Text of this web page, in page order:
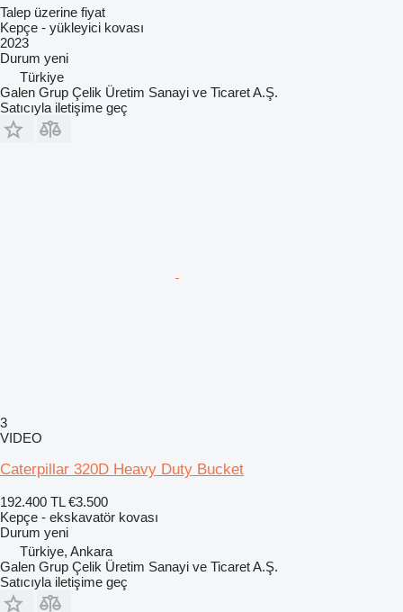
Talep üzerine fiyat
Kepçe - yükleyici kovası
2023
Durum yeni
Türkiye
Galen Grup Çelik Üretim Sanayi ve Ticaret A.Ş.
Satıcıyla iletişime geç
3
VIDEO
Caterpillar 320D Heavy Duty Bucket
192.400 TL €3.500
Kepçe - ekskavatör kovası
Durum yeni
Türkiye, Ankara
Galen Grup Çelik Üretim Sanayi ve Ticaret A.Ş.
Satıcıyla iletişime geç